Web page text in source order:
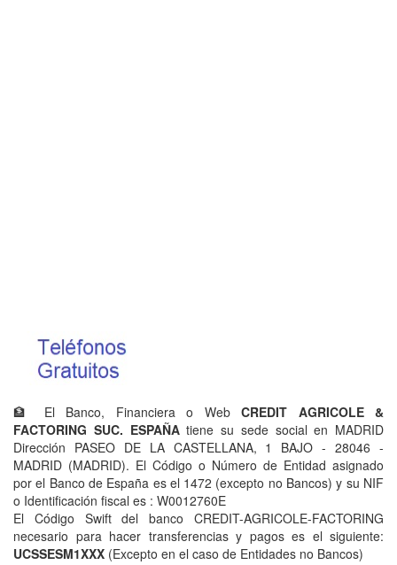
🏦 El Banco, Financiera o WebCREDIT AGRICOLE &
FACTORING SUC. ESPAÑAtiene su sede social en MADRID
Dirección PASEO DE LA CASTELLANA, 1 BAJO - 28046 -
MADRID (MADRID). El Código o Número de Entidad asignado
por el Banco de España es el 1472 (excepto no Bancos) y su NIF
o Identificación fiscal es : W0012760E
El Código Swift del banco CREDIT-AGRICOLE-FACTORING
necesario para hacer transferencias y pagos es el siguiente:
UCSSESM1XXX (Excepto en el caso de Entidades no Bancos)